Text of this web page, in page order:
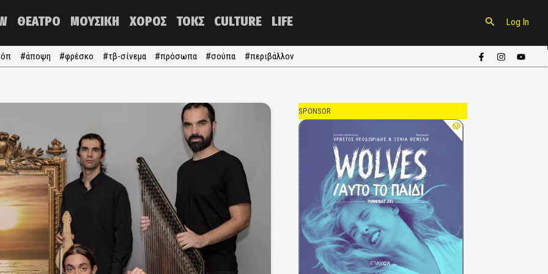
NOW ΘΕΑΤΡΟ ΜΟΥΣΙΚΗ ΧΟΡΟΣ ΤΟΚΣ CULTURE
#τα τόπ #άποψη #φρέσκο #τβ-σίνεμα #πρόσωπα #σούπα
SPONSOR